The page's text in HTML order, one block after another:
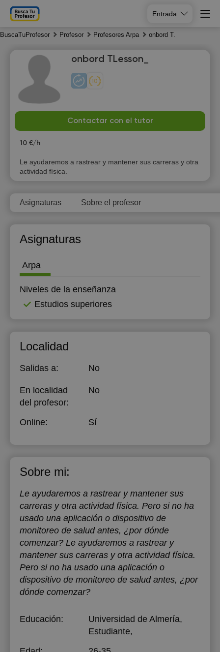
Entrada
BuscaTuProfesor Profesor Profesores Arpa onbord T.
onbord TLesson_
Contactar con el tutor
10 €/h
Le ayudaremos a rastrear y mantener sus carreras y otra
actividad física.
Asignaturas Sobre el profesor
Asignaturas
Arpa
Niveles de la enseñanza
Estudios superiores
Localidad
Salidas a: No
En localidad
del profesor:
No
Online: Sí
Sobre mi:
Le ayudaremos a rastrear y mantener sus
carreras y otra actividad física. Pero si no ha
usado una aplicación o dispositivo de
monitoreo de salud antes, ¿por dónde
comenzar? Le ayudaremos a rastrear y
mantener sus carreras y otra actividad física.
Pero si no ha usado una aplicación o
dispositivo de monitoreo de salud antes, ¿por
dónde comenzar?
Educación: Universidad de Almería,
Estudiante,
5
Th
6
Fr
7
8